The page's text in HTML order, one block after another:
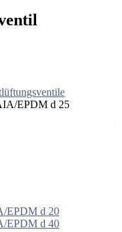
EPDM d 25
EPDM d 20
EPDM d 40